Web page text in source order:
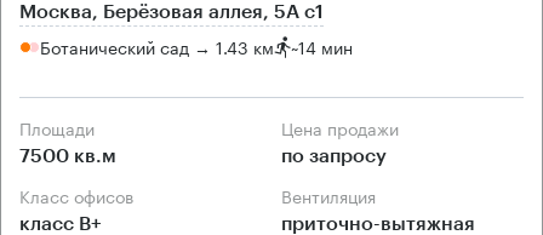
Москва, Берёзовая аллея, 5А с1
Ботанический сад → 1.43 км ~14 мин
Площади
7500 кв.м
Цена продажи
по запросу
Класс офисов
класс B+
Вентиляция
приточно-вытяжная